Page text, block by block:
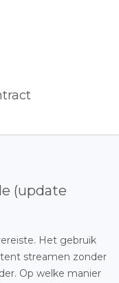
(update
Het gebruik
streamen zonder
Op welke manier